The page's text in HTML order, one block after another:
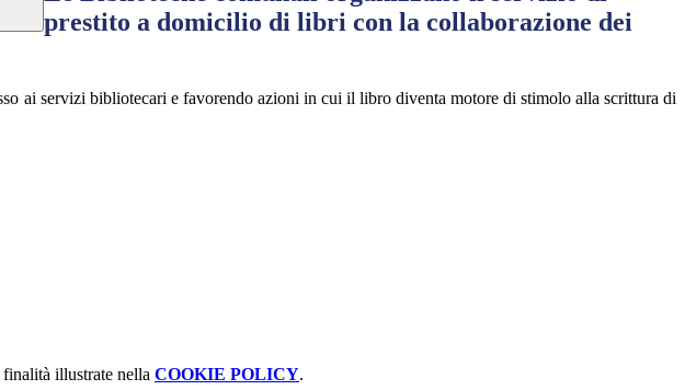
prestito a domicilio di libri con la collaborazione dei
ai servizi bibliotecari e favorendo azioni in cui il libro diventa motore di stimolo alla scrittura di
illustrate nella COOKIE POLICY.